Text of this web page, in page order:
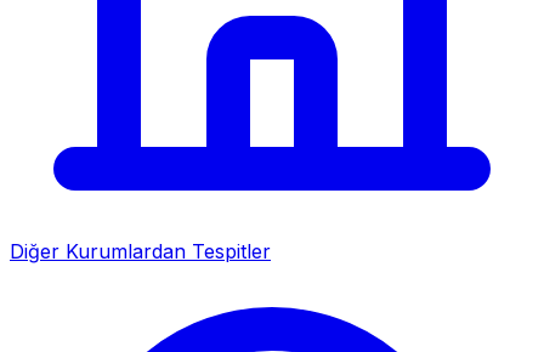
Diğer Kurumlardan Tespitler